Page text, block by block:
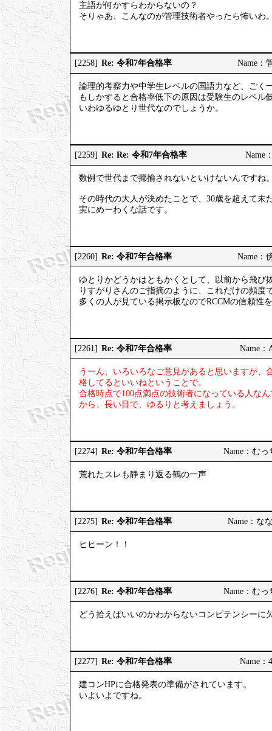
主語が何かすらわからないの？
そりゃあ、こんなのが管理技術者やったら怖いわ
[2258] Re: 令和7年合格率 Name：
論理的考察力や中学生レベルの国語力など、ごく
もしかすると合格率低下の原因は受験生のレベル
いわゆるゆとり世代なのでしょうか。
[2259] Re: Re: 令和7年合格率 Name
数例で世代まで揶揄されないといけないんですね
その時代の大人が決めたことで、30歳を超えて未
実にめーわくな話です。
[2260] Re: 令和7年合格率 Name：
ゆとりかどうかはともかくとして、以前から飛
りすがりさんのご指摘のように、これだけの頻度
多くの人が見ている掲示板なのでRCCMの信頼性
[2261] Re: 令和7年合格率 Name：
うーん、いろいろなご意見があると思いますが
格してるといいねということで。
合格時点で100点満点の技術者になっている人な
から、長い目で、ゆるりと考えましょう。
[2274] Re: 令和7年合格率 Name：む
荒れたスレも静まり返る鶴の一声
[2275] Re: 令和7年合格率 Name：な
ヒヒーン！！
[2276] Re: 令和7年合格率 Name：む
どう拾えばいいのかわからないコンピテンシーに
[2277] Re: 令和7年合格率 Name
建コンHPに合格発表の準備がされています。
いよいよですね。